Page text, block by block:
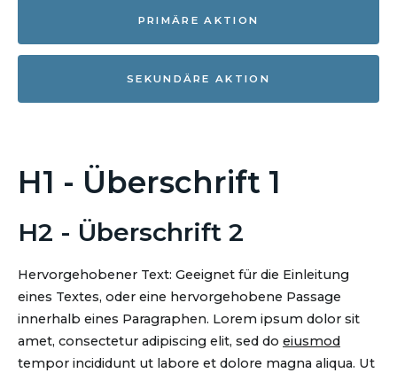
PRIMÄRE AKTION
SEKUNDÄRE AKTION
H1 - Überschrift 1
H2 - Überschrift 2
Hervorgehobener Text: Geeignet für die Einleitung
eines Textes, oder eine hervorgehobene Passage
innerhalb eines Paragraphen. Lorem ipsum dolor sit
amet, consectetur adipiscing elit, sed do eiusmod
tempor incididunt ut labore et dolore magna aliqua. Ut